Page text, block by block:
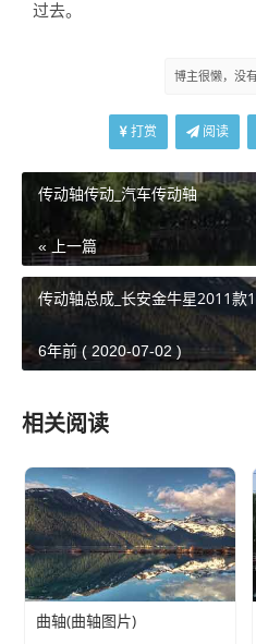
过去。
博主很懒，没
打赏 阅读
传动轴传动_汽车传动轴
« 上一篇
传动轴总成_长安金牛星2011款
6年前 ( 2020-07-02 )
相关阅读
曲轴(曲轴图片)